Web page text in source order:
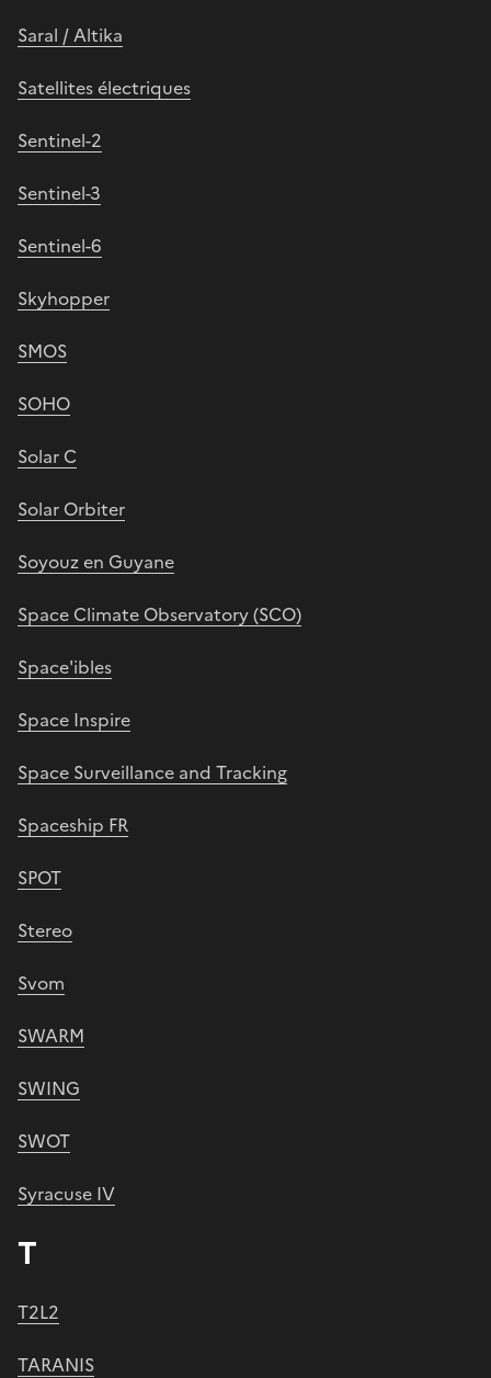
Saral / Altika
Satellites électriques
Sentinel-2
Sentinel-3
Sentinel-6
Skyhopper
SMOS
SOHO
Solar C
Solar Orbiter
Soyouz en Guyane
Space Climate Observatory (SCO)
Space'ibles
Space Inspire
Space Surveillance and Tracking
Spaceship FR
SPOT
Stereo
Svom
SWARM
SWING
SWOT
Syracuse IV
T
T2L2
TARANIS